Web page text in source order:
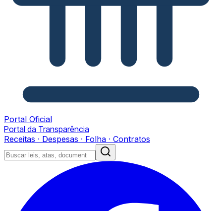
Portal Oficial
Portal da Transparência
Receitas · Despesas · Folha · Contratos